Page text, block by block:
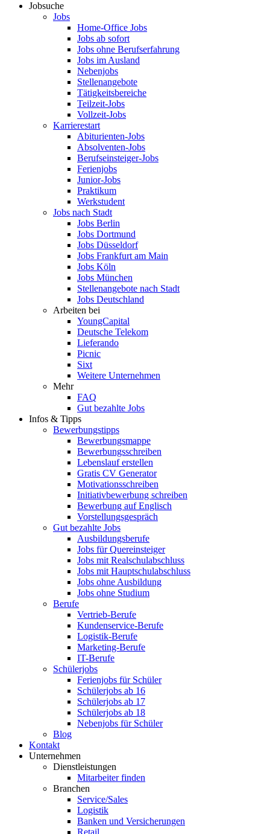
Jobsuche
Jobs
Home-Office Jobs
Jobs ab sofort
Jobs ohne Berufserfahrung
Jobs im Ausland
Nebenjobs
Stellenangebote
Tätigkeitsbereiche
Teilzeit-Jobs
Vollzeit-Jobs
Karrierestart
Abiturienten-Jobs
Absolventen-Jobs
Berufseinsteiger-Jobs
Ferienjobs
Junior-Jobs
Praktikum
Werkstudent
Jobs nach Stadt
Jobs Berlin
Jobs Dortmund
Jobs Düsseldorf
Jobs Frankfurt am Main
Jobs Köln
Jobs München
Stellenangebote nach Stadt
Jobs Deutschland
Arbeiten bei
YoungCapital
Deutsche Telekom
Lieferando
Picnic
Sixt
Weitere Unternehmen
Mehr
FAQ
Gut bezahlte Jobs
Infos & Tipps
Bewerbungstipps
Bewerbungsmappe
Bewerbungsschreiben
Lebenslauf erstellen
Gratis CV Generator
Motivationsschreiben
Initiativbewerbung schreiben
Bewerbung auf Englisch
Vorstellungsgespräch
Gut bezahlte Jobs
Ausbildungsberufe
Jobs für Quereinsteiger
Jobs mit Realschulabschluss
Jobs mit Hauptschulabschluss
Jobs ohne Ausbildung
Jobs ohne Studium
Berufe
Vertrieb-Berufe
Kundenservice-Berufe
Logistik-Berufe
Marketing-Berufe
IT-Berufe
Schülerjobs
Ferienjobs für Schüler
Schülerjobs ab 16
Schülerjobs ab 17
Schülerjobs ab 18
Nebenjobs für Schüler
Blog
Kontakt
Unternehmen
Dienstleistungen
Mitarbeiter finden
Branchen
Service/Sales
Logistik
Banken und Versicherungen
Retail